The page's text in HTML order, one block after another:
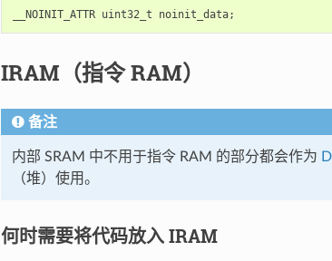
__NOINIT_ATTR uint32_t noinit_data;
IRAM（指令 RAM）
备注
内部 SRAM 中不用于指令 RAM 的部分都会作为
（堆）使用。
何时需要将代码放入 IRAM